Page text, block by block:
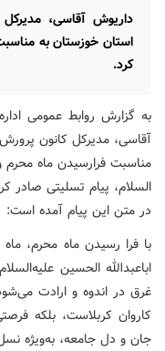
داریوش آقاسی،
استان خوزستان به
کرد.
به گزارش روابط عمومی
آقاسی، مدیرکل کانون
مناسبت فرارسیدن ماه محرم
السلام، پیام تسلیتی صادر
در متن این پیام آمده است:
با فرا رسیدن ماه محرم،
اباعبدالله الحسین
غرق در اندوه و ارادت
کاروان کربلاست، بلکه
جان و دل جامعه، به‌ویژه